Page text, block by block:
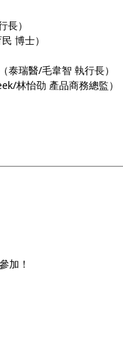
）
博士）
瑞醫/毛韋智 執行長）
林怡劭 產品商務總監）
加！